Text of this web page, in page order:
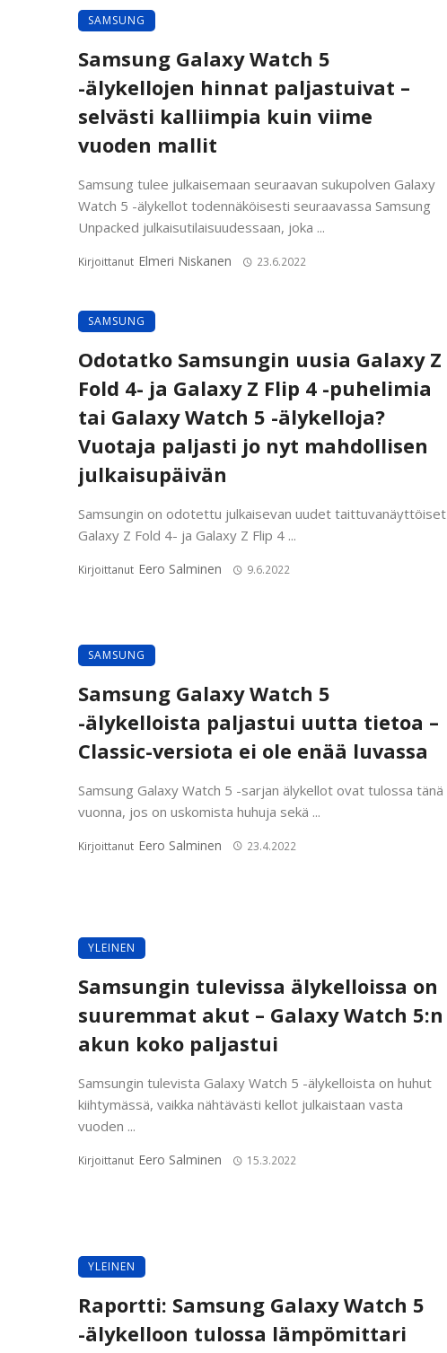
SAMSUNG
Samsung Galaxy Watch 5
-älykellojen hinnat paljastuivat –
selvästi kalliimpia kuin viime
vuoden mallit
Samsung tulee julkaisemaan seuraavan sukupolven Galaxy
Watch 5 -älykellot todennäköisesti seuraavassa Samsung
Unpacked julkaisutilaisuudessaan, joka ...
Kirjoittanut Elmeri Niskanen 23.6.2022
SAMSUNG
Odotatko Samsungin uusia Galaxy Z
Fold 4- ja Galaxy Z Flip 4 -puhelimia
tai Galaxy Watch 5 -älykelloja?
Vuotaja paljasti jo nyt mahdollisen
julkaisupäivän
Samsungin on odotettu julkaisevan uudet taittuvanäyttöiset
Galaxy Z Fold 4- ja Galaxy Z Flip 4 ...
Kirjoittanut Eero Salminen 9.6.2022
SAMSUNG
Samsung Galaxy Watch 5
-älykelloista paljastui uutta tietoa –
Classic-versiota ei ole enää luvassa
Samsung Galaxy Watch 5 -sarjan älykellot ovat tulossa tänä
vuonna, jos on uskomista huhuja sekä ...
Kirjoittanut Eero Salminen 23.4.2022
YLEINEN
Samsungin tulevissa älykelloissa on
suuremmat akut – Galaxy Watch 5:n
akun koko paljastui
Samsungin tulevista Galaxy Watch 5 -älykelloista on huhut
kiihtymässä, vaikka nähtävästi kellot julkaistaan vasta
vuoden ...
Kirjoittanut Eero Salminen 15.3.2022
YLEINEN
Raportti: Samsung Galaxy Watch 5
-älykelloon tulossa lämpömittari